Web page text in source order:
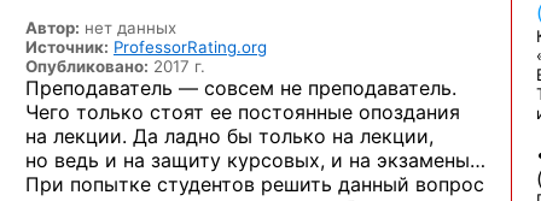
Автор: нет данных
Источник: ProfessorRating.org
Опубликовано: 2017 г.
Преподаватель — совсем не преподаватель.
Чего только стоят ее постоянные опоздания
на лекции. Да ладно бы только на лекции,
но ведь и на защиту курсовых, и на экзамены…
При попытке студентов решить данный вопрос